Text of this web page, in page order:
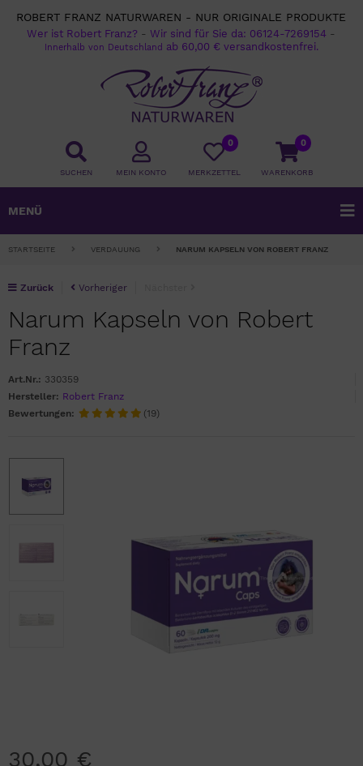
ROBERT FRANZ NATURWAREN - NUR ORIGINALE PRODUKTE
Wer ist Robert Franz? -Wir sind für Sie da: 06124-7269154 -
Innerhalb von Deutschland ab 60,00 € versandkostenfrei.
SUCHEN
0
WARENKORB
0
MERKZETTEL
MEIN KONTO
MENÜ
STARTSEITE VERDAUUNG NARUM KAPSELN VON ROBERT FRANZ
Narum Kapseln von Robert
Franz
Art.Nr.: 330359
Hersteller: Robert Franz
Bewertungen:
(19)
Zurück Vorheriger
30,00 €